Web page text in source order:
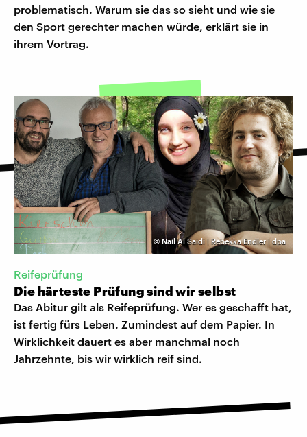
problematisch. Warum sie das so sieht und wie sie
den Sport gerechter machen würde, erklärt sie in
ihrem Vortrag.
© Nail Al Saidi | Rebekka Endler | dpa
Reifeprüfung
Die härteste Prüfung sind wir selbst
Das Abitur gilt als Reifeprüfung. Wer es geschafft hat,
ist fertig fürs Leben. Zumindest auf dem Papier. In
Wirklichkeit dauert es aber manchmal noch
Jahrzehnte, bis wir wirklich reif sind.